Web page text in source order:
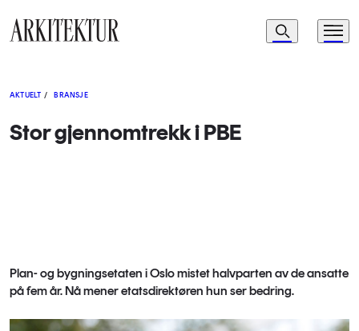
Navigasjon
Søk Meny
AKTUELT / BRANSJE
Stor gjennomtrekk i PBE
Plan- og bygningsetaten i Oslo mistet halvparten av de ansatte
på fem år. Nå mener etatsdirektøren hun ser bedring.